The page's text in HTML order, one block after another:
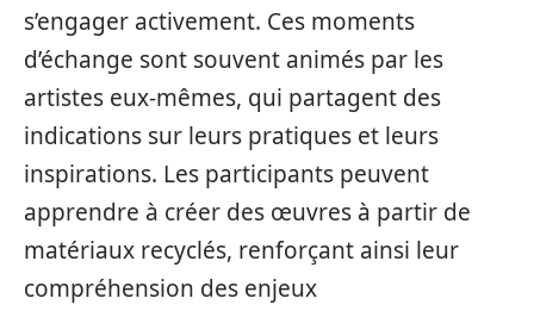
s’engager activement. Ces moments
d’échange sont souvent animés par les
artistes eux-mêmes, qui partagent des
indications sur leurs pratiques et leurs
inspirations. Les participants peuvent
apprendre à créer des œuvres à partir de
matériaux recyclés, renforçant ainsi leur
compréhension des enjeux